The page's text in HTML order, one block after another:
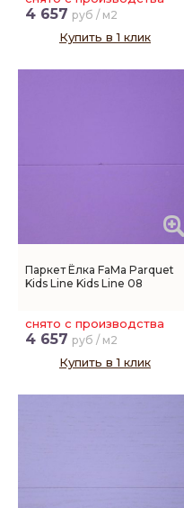
4 657 руб / м2
Купить в 1 клик
Паркет Ёлка FaMa Parquet
Kids Line Kids Line 08
снято с производства
4 657 руб / м2
Купить в 1 клик